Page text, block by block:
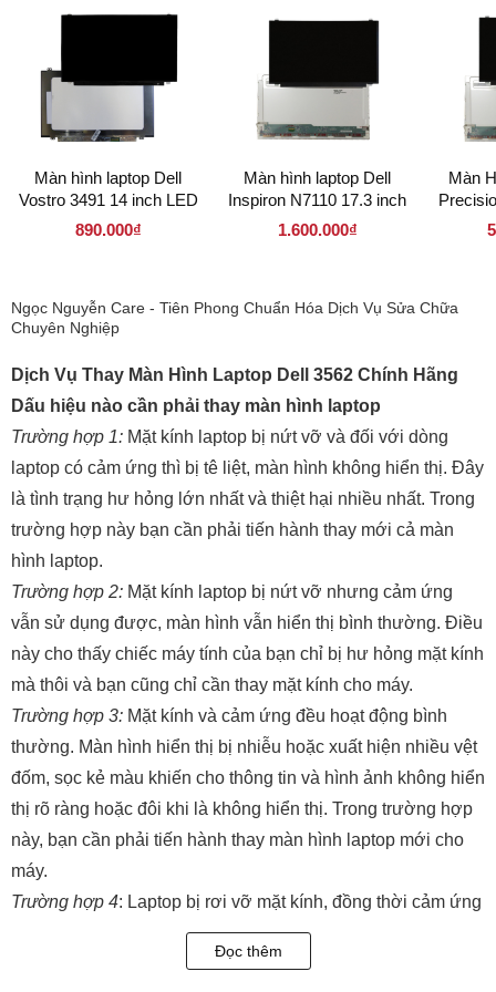
Màn hình laptop Dell
Vostro 3491 14 inch LED
Mỏng 30 pin ( 140LM30P
890.000₫
Màn hình laptop Dell
Inspiron N7110 17.3 inch
LED Mỏng 40 pin (
1.600.000₫
Màn
Ngọc Nguyễn Care - Tiên Phong Chuẩn Hóa Dịch Vụ Sửa Chữa
Chuyên Nghiệp
Dịch Vụ Thay Màn Hình Laptop Dell 3562 Chính Hãng
Dấu hiệu nào cần phải thay màn hình laptop
Trường hợp 1: Mặt kính laptop bị nứt vỡ và đối với dòng
laptop có cảm ứng thì bị tê liệt, màn hình không hiển thị. Đây
là tình trạng hư hỏng lớn nhất và thiệt hại nhiều nhất. Trong
trường hợp này bạn cần phải tiến hành thay mới cả màn
hình laptop.
Trường hợp 2: Mặt kính laptop bị nứt vỡ nhưng cảm ứng
vẫn sử dụng được, màn hình vẫn hiển thị bình thường. Điều
này cho thấy chiếc máy tính của bạn chỉ bị hư hỏng mặt kính
mà thôi và bạn cũng chỉ cần thay mặt kính cho máy.
Trường hợp 3: Mặt kính và cảm ứng đều hoạt động bình
thường. Màn hình hiển thị bị nhiễu hoặc xuất hiện nhiều vệt
đốm, sọc kẻ màu khiến cho thông tin và hình ảnh không hiển
thị rõ ràng hoặc đôi khi là không hiển thị. Trong trường hợp
này, bạn cần phải tiến hành thay màn hình laptop mới cho
máy.
Trường hợp 4: Laptop bị rơi vỡ mặt kính, đồng thời cảm ứng
không thể sử dụng. Thế nhưng, màn hình vẫn có thể hiển
thị. Ở trường hợp này bạn cần phải thay bộ mặt kính cảm
Đọc thêm